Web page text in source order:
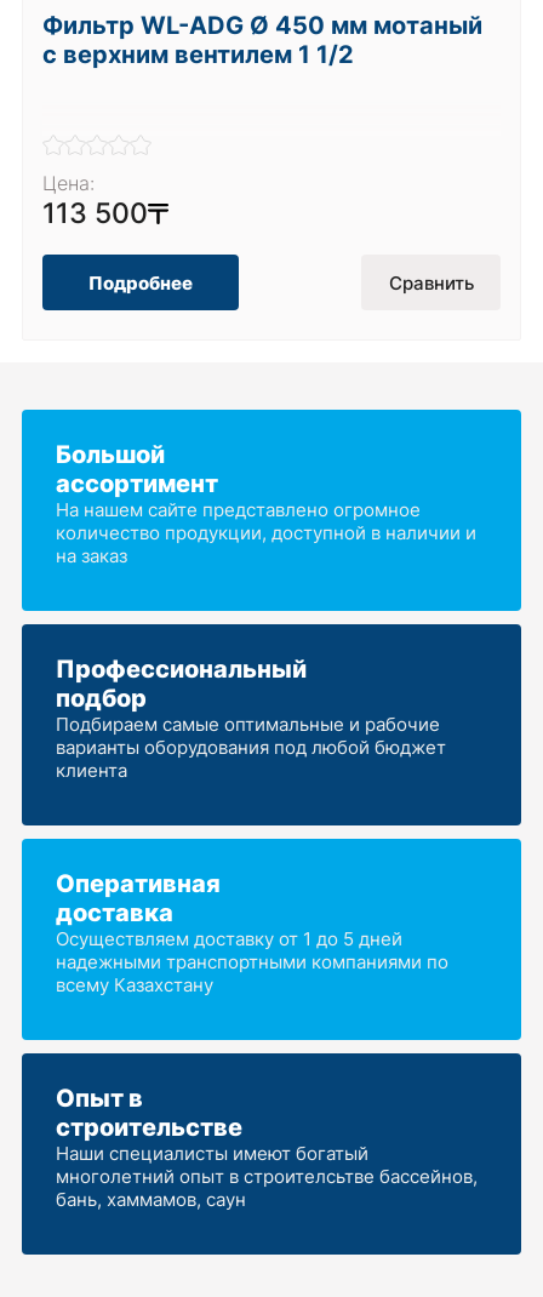
Фильтр WL-ADG Ø 450 мм мотаный
с верхним вентилем 1 1/2
Цена:
113 500
Подробнее Сравнить
Большой
ассортимент
На нашем сайте представлено огромное
количество продукции, доступной в наличии и
на заказ
Профессиональный
подбор
Подбираем самые оптимальные и рабочие
варианты оборудования под любой бюджет
клиента
Оперативная
доставка
Осуществляем доставку от 1 до 5 дней
надежными транспортными компаниями по
всему Казахстану
Опыт в
строительстве
Наши специалисты имеют богатый
многолетний опыт в строителсьтве бассейнов,
бань, хаммамов, саун